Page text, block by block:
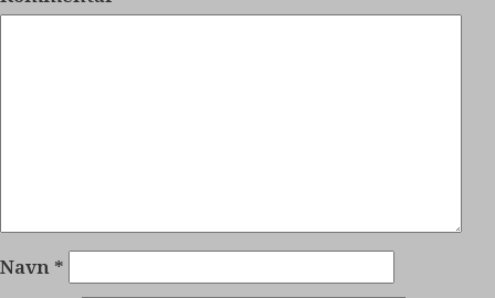
Navn *